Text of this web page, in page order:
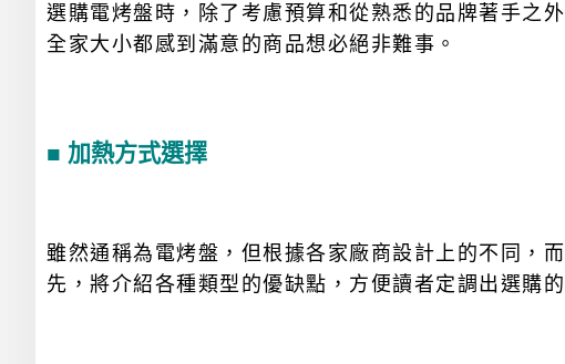
選購電烤盤時，除了考慮預算和從熟悉的品牌著手之
全家大小都感到滿意的商品想必絕非難事。
■ 加熱方式選擇
雖然通稱為電烤盤，但根據各家廠商設計上的不同，
先，將介紹各種類型的優缺點，方便讀者定調出選購的